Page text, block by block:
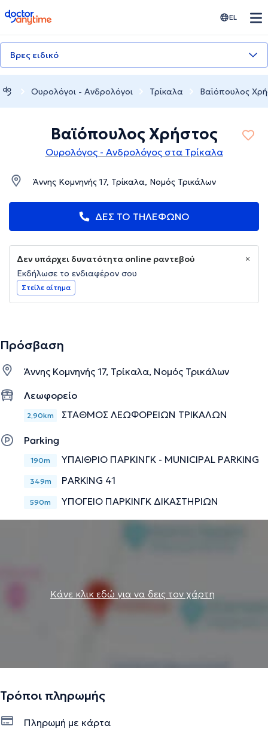
doctoranytime EL
Βρες ειδικό
Ουρολόγοι - Ανδρολόγοι Τρίκαλα Βαϊόπουλος
Βαϊόπουλος Χρήστος
Ουρολόγος - Ανδρολόγος στα Τρίκαλα
Άννης Κομνηνής 17, Τρίκαλα, Νομός Τρικάλων
ΔΕΣ ΤΟ ΤΗΛΕΦΩΝΟ
Δεν υπάρχει δυνατότητα online ραντεβού
Εκδήλωσε το ενδιαφέρον σου
Στείλε αίτημα
Πρόσβαση
Άννης Κομνηνής 17, Τρίκαλα, Νομός Τρικάλων
Λεωφορείο
2,90km ΣΤΑΘΜΟΣ ΛΕΩΦΟΡΕΙΩΝ ΤΡΙΚΑΛΩΝ
Parking
190m ΥΠΑΙΘΡΙΟ ΠΑΡΚΙΝΓΚ - MUNICIPAL PARKING
349m PARKING 41
590m ΥΠΟΓΕΙΟ ΠΑΡΚΙΝΓΚ ΔΙΚΑΣΤΗΡΙΩΝ
Κάνε κλικ εδώ για να δεις τον χάρτη
Τρόποι πληρωμής
Πληρωμή με κάρτα